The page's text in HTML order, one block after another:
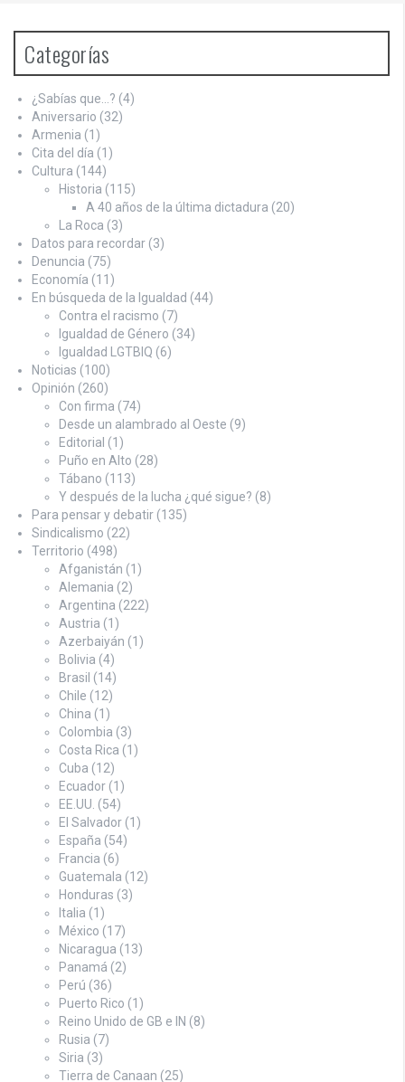
Categorías
¿Sabías que…? (4)
Aniversario (32)
Armenia (1)
Cita del día (1)
Cultura (144)
Historia (115)
A 40 años de la última dictadura (20)
La Roca (3)
Datos para recordar (3)
Denuncia (75)
Economía (11)
En búsqueda de la Igualdad (44)
Contra el racismo (7)
Igualdad de Género (34)
Igualdad LGTBIQ (6)
Noticias (100)
Opinión (260)
Con firma (74)
Desde un alambrado al Oeste (9)
Editorial (1)
Puño en Alto (28)
Tábano (113)
Y después de la lucha ¿qué sigue? (8)
Para pensar y debatir (135)
Sindicalismo (22)
Territorio (498)
Afganistán (1)
Alemania (2)
Argentina (222)
Austria (1)
Azerbaiyán (1)
Bolivia (4)
Brasil (14)
Chile (12)
China (1)
Colombia (3)
Costa Rica (1)
Cuba (12)
Ecuador (1)
EE.UU. (54)
El Salvador (1)
España (54)
Francia (6)
Guatemala (12)
Honduras (3)
Italia (1)
México (17)
Nicaragua (13)
Panamá (2)
Perú (36)
Puerto Rico (1)
Reino Unido de GB e IN (8)
Rusia (7)
Siria (3)
Tierra de Canaan (25)